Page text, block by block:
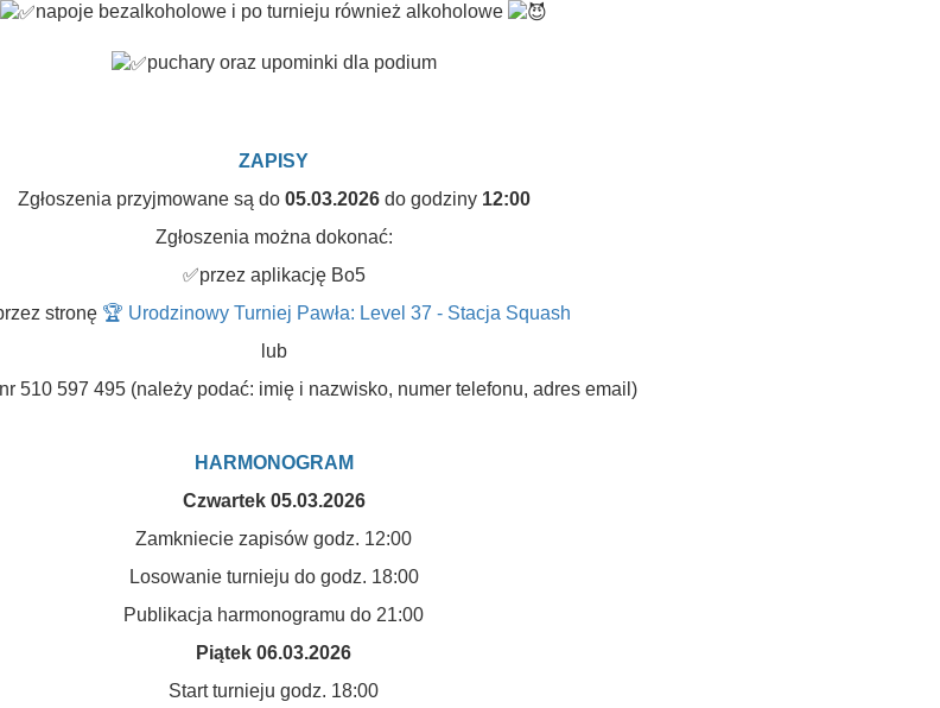
napoje bezalkoholowe i po turnieju również alkoholowe
puchary oraz upominki dla podium
ZAPISY
Zgłoszenia przyjmowane są do05.03.2026do godziny 12:00
Zgłoszenia można dokonać:
✅przez aplikację Bo5
stronę 🏆 Urodzinowy Turniej Pawła: Level 37 - Stacja Squash
lub
510 597 495 (należy podać: imię i nazwisko, numer telefonu, adres email)
HARMONOGRAM
Czwartek 05.03.2026
Zamkniecie zapisów godz. 12:00
Losowanie turnieju do godz. 18:00
Publikacja harmonogramu do 21:00
Piątek 06.03.2026
Start turnieju godz. 18:00